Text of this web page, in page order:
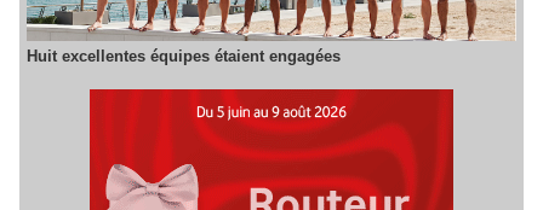
Huit excellentes équipes étaient engagées